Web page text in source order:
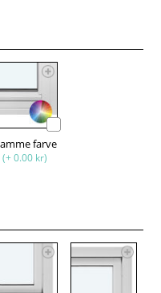
farve
(+ 0.00 kr)